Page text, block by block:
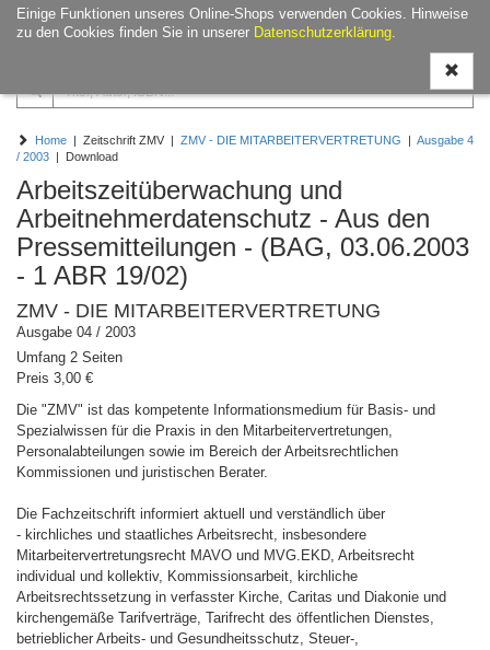
Einige Funktionen unseres Online-Shops verwenden Cookies. Hinweise
zu den Cookies finden Sie in unserer Datenschutzerklärung.
ein-/
Home | Zeitschrift ZMV | ZMV - DIE MITARBEITERVERTRETUNG | Ausgabe 4
/ 2003 | Download
Arbeitszeitüberwachung und
Arbeitnehmerdatenschutz - Aus den
Pressemitteilungen - (BAG, 03.06.2003
- 1 ABR 19/02)
ZMV - DIE MITARBEITERVERTRETUNG
Ausgabe 04 / 2003
Umfang 2 Seiten
Preis 3,00 €
Die "ZMV" ist das kompetente Informationsmedium für Basis- und
Spezialwissen für die Praxis in den Mitarbeitervertretungen,
Personalabteilungen sowie im Bereich der Arbeitsrechtlichen
Kommissionen und juristischen Berater.
Die Fachzeitschrift informiert aktuell und verständlich über
- kirchliches und staatliches Arbeitsrecht, insbesondere
Mitarbeitervertretungsrecht MAVO und MVG.EKD, Arbeitsrecht
individual und kollektiv, Kommissionsarbeit, kirchliche
Arbeitsrechtssetzung in verfasster Kirche, Caritas und Diakonie und
kirchengemäße Tarifverträge, Tarifrecht des öffentlichen Dienstes,
betrieblicher Arbeits- und Gesundheitsschutz, Steuer-,